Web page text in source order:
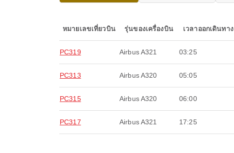
หมายเลขเที่ยวบิน รุ่นของเครื่องบิน เวลาออกเดินทาง
PC319 Airbus A321 03:25
PC313 Airbus A320 05:05
PC315 Airbus A320 06:00
PC317 Airbus A321 17:25